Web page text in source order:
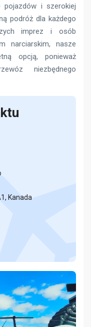
pojazdów i szerokiej
podróż dla każdego
imprez i osób
narciarskim, nasze
opcją, ponieważ
niezbędnego
Kanada